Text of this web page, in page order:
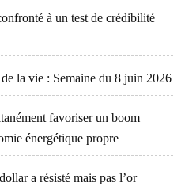
à un test de crédibilité
la vie : Semaine du 8 juin 2026
favoriser un boom
énergétique propre
a résisté mais pas l’or